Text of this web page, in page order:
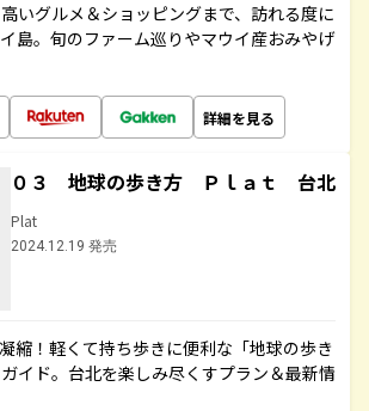
いグルメ＆ショッピングまで、訪れる度に
島。旬のファーム巡りやマウイ産おみやげ
詳細を見る
０３ 地球の歩き方 Ｐｌａｔ 台北
Plat
2024.12.19 発売
縮！軽くて持ち歩きに便利な「地球の歩き
イド。台北を楽しみ尽くすプラン＆最新情